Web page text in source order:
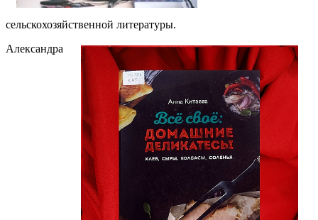
сельскохозяйственной литературы.
Александра